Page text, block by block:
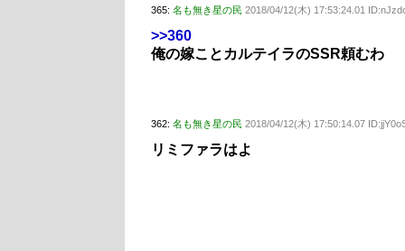
365: 名も無き星の民 2018/04/12(木) 17:53:24.01
>>360
俺の嫁ことカルテイラのSSR頼むわ
362: 名も無き星の民 2018/04/12(木) 17:50:14.07
リミファラはよ